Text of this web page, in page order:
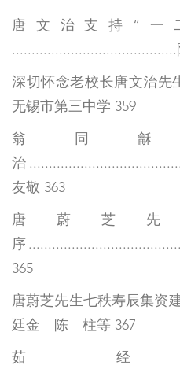
唐文治支持“一
..........................................
深切怀念老校长唐文治先
无锡市第三中学 359
翁同
治
友敬 363
唐蔚芝
序
365
唐蔚芝先生七秩寿辰集资
廷金 陈 柱等 367
茹